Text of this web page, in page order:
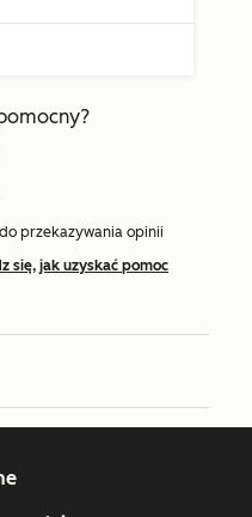
do przekazywania opinii
się, jak uzyskać pomoc